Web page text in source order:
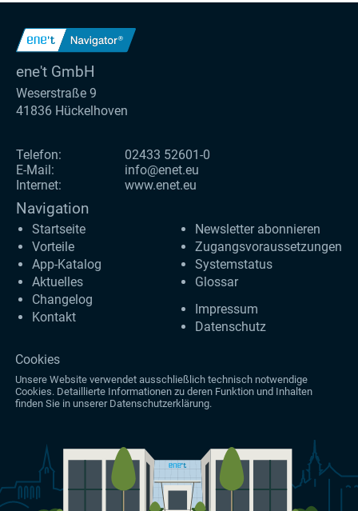
ene't GmbH
Weserstraße 9
41836 Hückelhoven
Telefon:
02433 52601-0
E-Mail:
info@enet.eu
Internet:
www.enet.eu
Navigation
Startseite
Vorteile
App-Katalog
Aktuelles
Changelog
Kontakt
Newsletter abonnieren
Zugangs­voraus­setzungen
Systemstatus
Glossar
Impressum
Datenschutz
Cookies
Unsere Website verwendet ausschließlich technisch notwendige
Cookies. Detaillierte Informationen zu deren Funktion und Inhalten
finden Sie in unserer Datenschutzerklärung.